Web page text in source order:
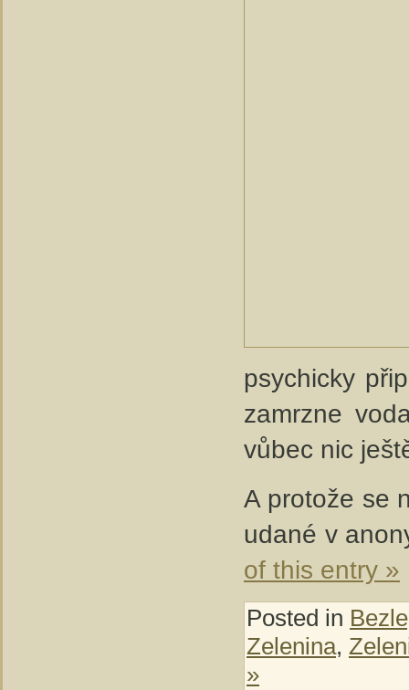
psychicky
zamrzne
vůbec nic
A protože se
udané v
of this entry »
Posted in
Zelenina,
»